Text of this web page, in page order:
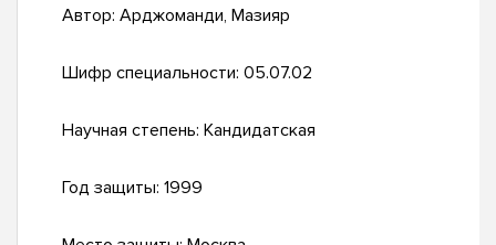
Автор: Арджоманди, Мазияр
Шифр специальности: 05.07.02
Научная степень: Кандидатская
Год защиты: 1999